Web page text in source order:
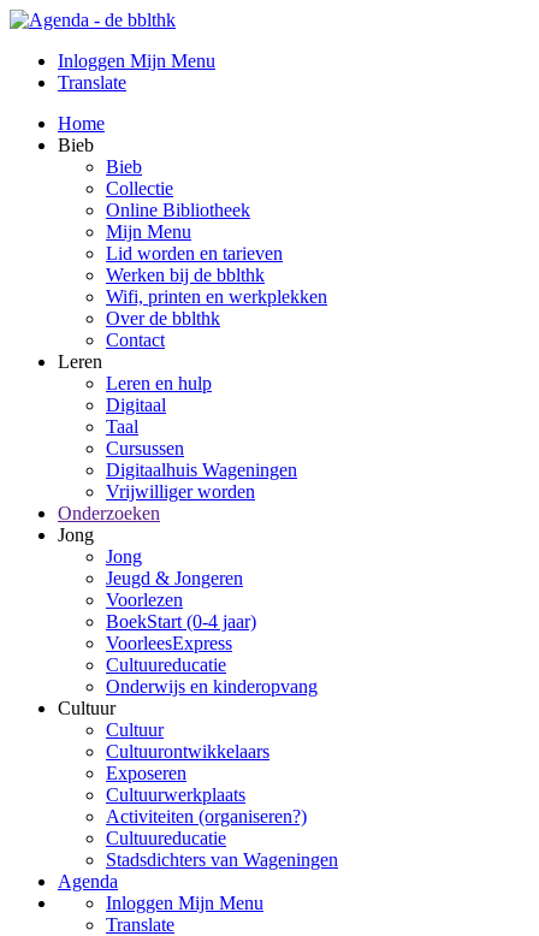
Inloggen Mijn Menu
Translate
Home
Bieb
Bieb
Collectie
Online Bibliotheek
Mijn Menu
Lid worden en tarieven
Werken bij de bblthk
Wifi, printen en werkplekken
Over de bblthk
Contact
Leren
Leren en hulp
Digitaal
Taal
Cursussen
Digitaalhuis Wageningen
Vrijwilliger worden
Onderzoeken
Jong
Jong
Jeugd & Jongeren
Voorlezen
BoekStart (0-4 jaar)
VoorleesExpress
Cultuureducatie
Onderwijs en kinderopvang
Cultuur
Cultuur
Cultuurontwikkelaars
Exposeren
Cultuurwerkplaats
Activiteiten (organiseren?)
Cultuureducatie
Stadsdichters van Wageningen
Agenda
Inloggen Mijn Menu
Translate